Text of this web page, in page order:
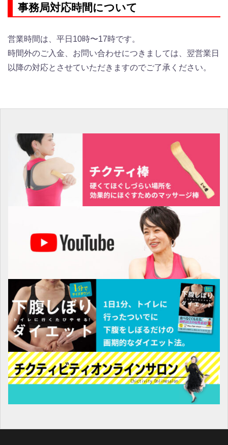
事務局対応時間について
営業時間は、平日10時〜17時です。
時間外のご入金、お問い合わせにつきましては、翌営業日
以降の対応と させていただきますのでご了承ください。